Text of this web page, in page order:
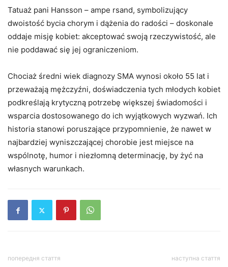
Tatuaż pani Hansson – ampe rsand, symbolizujący
dwoistość bycia chorym i dążenia do radości – doskonale
oddaje misję kobiet: akceptować swoją rzeczywistość, ale
nie poddawać się jej ograniczeniom.
Chociaż średni wiek diagnozy SMA wynosi około 55 lat i
przeważają mężczyźni, doświadczenia tych młodych kobiet
podkreślają krytyczną potrzebę większej świadomości i
wsparcia dostosowanego do ich wyjątkowych wyzwań. Ich
historia stanowi poruszające przypomnienie, że nawet w
najbardziej wyniszczającej chorobie jest miejsce na
wspólnotę, humor i niezłomną determinację, by żyć na
własnych warunkach.
попередня стаття наступна стаття